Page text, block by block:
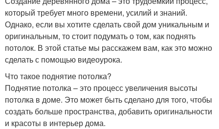
который требует много времени, усилий и знаний.
Однако, если вы хотите сделать свой дом уникальным и
оригинальным, то стоит подумать о том, как поднять
потолок. В этой статье мы расскажем вам, как это можно
сделать с помощью видеоурока.
Что такое поднятие потолка?
Поднятие потолка – это процесс увеличения высоты
потолка в доме. Это может быть сделано для того, чтобы
создать больше пространства, добавить оригинальности
и красоты в интерьер дома.